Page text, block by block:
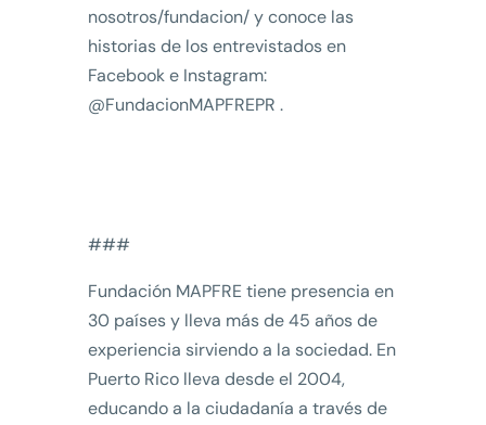
nosotros/fundacion/ y conoce las
historias de los entrevistados en
Facebook e Instagram:
@FundacionMAPFREPR .
###
Fundación MAPFRE tiene presencia en
30 países y lleva más de 45 años de
experiencia sirviendo a la sociedad. En
Puerto Rico lleva desde el 2004,
educando a la ciudadanía a través de